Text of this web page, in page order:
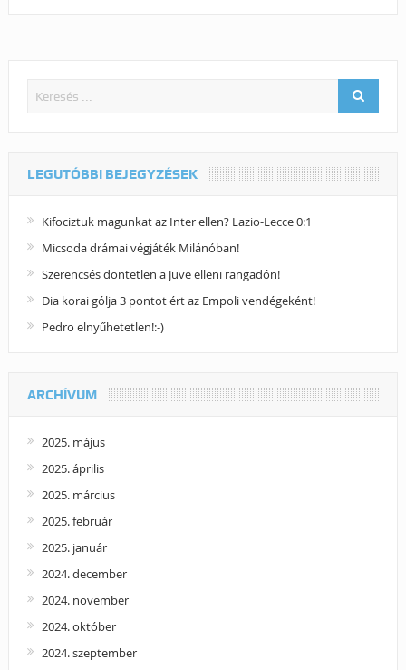
LEGUTÓBBI BEJEGYZÉSEK
Kifociztuk magunkat az Inter ellen? Lazio-Lecce 0:1
Micsoda drámai végjáték Milánóban!
Szerencsés döntetlen a Juve elleni rangadón!
Dia korai gólja 3 pontot ért az Empoli vendégeként!
Pedro elnyűhetetlen!:-)
ARCHÍVUM
2025. május
2025. április
2025. március
2025. február
2025. január
2024. december
2024. november
2024. október
2024. szeptember